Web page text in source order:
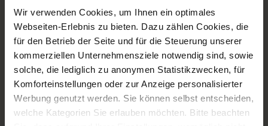
Wir verwenden Cookies, um Ihnen ein optimales
Webseiten-Erlebnis zu bieten. Dazu zählen Cookies, die
für den Betrieb der Seite und für die Steuerung unserer
kommerziellen Unternehmensziele notwendig sind, sowie
solche, die lediglich zu anonymen Statistikzwecken, für
Komforteinstellungen oder zur Anzeige personalisierter
Werbung genutzt werden. Sie können selbst entscheiden,
welche Kategorien Sie erlauben möchten. Bitte beachten
Zustand: Gebraucht
Datenspeicher: 64 GB
Partnerprogramm: Ja
Arbeitsspeicher: 4 GB
Prozessor: Apple A14 Bionic @ 3,1 GHz